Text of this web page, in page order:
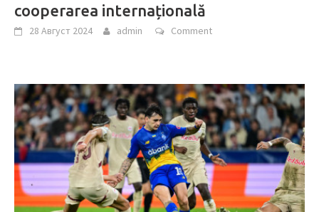
cooperarea internațională
28 Август 2024 admin Comment